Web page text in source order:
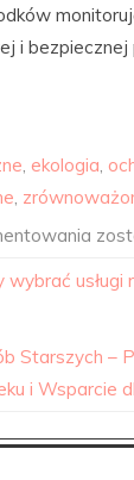
i
, ekologia,
,
wybrać usługi
Starszych –
i Wsparcie